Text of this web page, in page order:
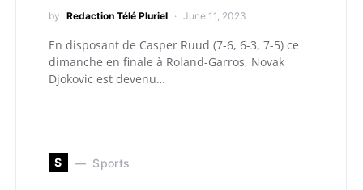
by Redaction Télé Pluriel June 11, 2023
En disposant de Casper Ruud (7-6, 6-3, 7-5) ce
dimanche en finale à Roland-Garros, Novak
Djokovic est devenu…
S Sports